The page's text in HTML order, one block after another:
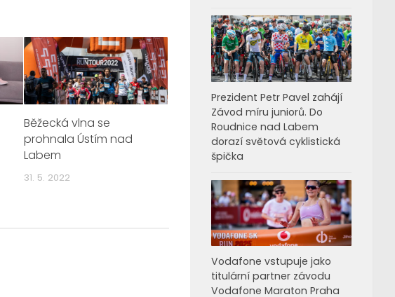
Běžecká vlna se
prohnala Ústím nad
Labem
31. 5. 2022
Prezident Petr Pavel zahájí
Závod míru juniorů. Do
Roudnice nad Labem
dorazí světová cyklistická
špička
Vodafone vstupuje jako
titulární partner závodu
Vodafone Maraton Praha